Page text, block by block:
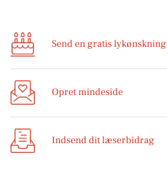
Send en gratis lykønskning
Opret mindeside
Indsend dit læserbidrag